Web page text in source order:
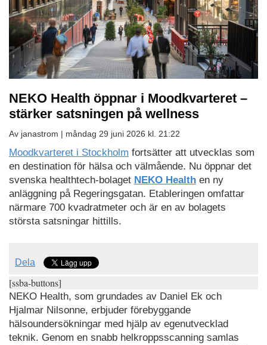
NEKO Health öppnar i Moodkvarteret –
stärker satsningen på wellness
Av janastrom | måndag 29 juni 2026 kl. 21:22
Moodkvarteret i Stockholm fortsätter att utvecklas som
en destination för hälsa och välmående. Nu öppnar det
svenska healthtech-bolaget NEKO Health en ny
anläggning på Regeringsgatan. Etableringen omfattar
närmare 700 kvadratmeter och är en av bolagets
största satsningar hittills.
Dela
[ssba-buttons]
NEKO Health, som grundades av Daniel Ek och
Hjalmar Nilsonne, erbjuder förebyggande
hälsoundersökningar med hjälp av egenutvecklad
teknik. Genom en snabb helkroppsscanning samlas